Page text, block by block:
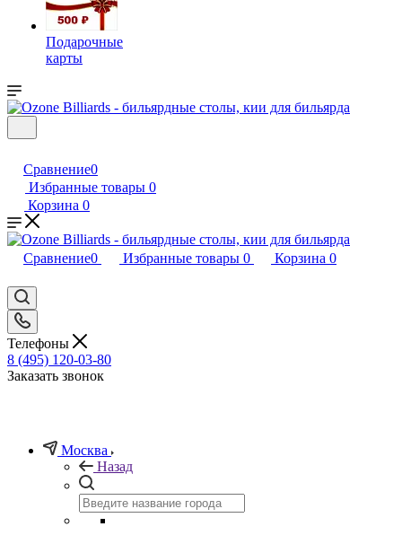
Подарочные
карты
Сравнение0
Избранные товары 0
Корзина 0
Сравнение0 Избранные товары 0 Корзина 0
Телефоны
8 (495) 120-03-80
Заказать звонок
Москва
Назад